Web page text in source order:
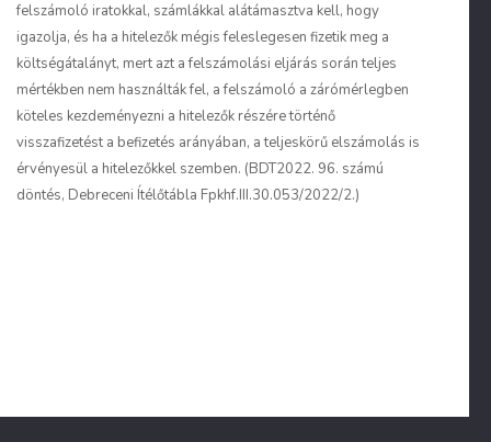
felszámoló iratokkal, számlákkal alátámasztva kell, hogy
igazolja, és ha a hitelezők mégis feleslegesen fizetik meg a
költségátalányt, mert azt a felszámolási eljárás során teljes
mértékben nem használták fel, a felszámoló a zárómérlegben
köteles kezdeményezni a hitelezők részére történő
visszafizetést a befizetés arányában, a teljeskörű elszámolás is
érvényesül a hitelezőkkel szemben. (BDT2022. 96. számú
döntés, Debreceni Ítélőtábla Fpkhf.III.30.053/2022/2.)